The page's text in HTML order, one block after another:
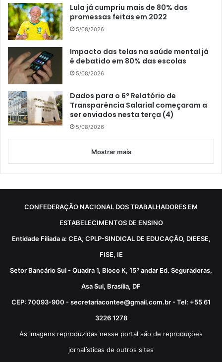
Lula já cumpriu mais de 80% das
promessas feitas em 2022
5/08/2026
Impacto das telas na saúde mental já
é debatido em 80% das escolas
5/08/2026
Dados para o 6º Relatório de
Transparência Salarial começaram a
ser enviados nesta terça (4)
5/08/2026
Mostrar mais
CONFEDERAÇÃO NACIONAL DOS TRABALHADORES EM
ESTABELECIMENTOS DE ENSINO
Entidade Filiada a: CEA, CPLP-SINDICAL DE EDUCAÇÃO, DIEESE,
FISE, IE
Setor Bancário Sul - Quadra 1, Bloco K, 15º andar Ed. Seguradoras,
Asa Sul, Brasília, DF
CEP: 70093-900 - secretariacontee@gmail.com.br - Tel: +55 61
3226 1278
As imagens reproduzidas nesse portal são de reproduções
jornalísticas de outros sites